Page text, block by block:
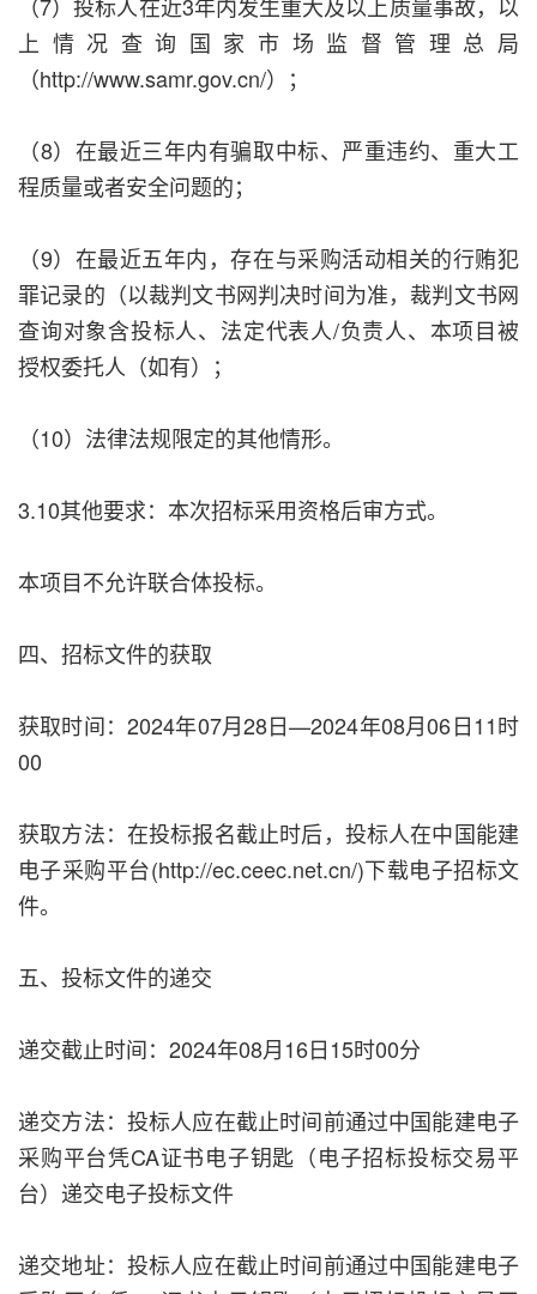
（7）投标人在近3年内发生重大及以上质量事故，以
上情况查询国家市场监督管理总局
（http://www.samr.gov.cn/）；
（8）在最近三年内有骗取中标、严重违约、重大工
程质量或者安全问题的；
（9）在最近五年内，存在与采购活动相关的行贿犯
罪记录的（以裁判文书网判决时间为准，裁判文书网
查询对象含投标人、法定代表人/负责人、本项目被
授权委托人（如有）；
（10）法律法规限定的其他情形。
3.10其他要求：本次招标采用资格后审方式。
本项目不允许联合体投标。
四、招标文件的获取
获取时间：2024年07月28日—2024年08月06日11时
00
获取方法：在投标报名截止时后，投标人在中国能建
电子采购平台(http://ec.ceec.net.cn/)下载电子招标文
件。
五、投标文件的递交
递交截止时间：2024年08月16日15时00分
递交方法：投标人应在截止时间前通过中国能建电子
采购平台凭CA证书电子钥匙（电子招标投标交易平
台）递交电子投标文件
递交地址：投标人应在截止时间前通过中国能建电子